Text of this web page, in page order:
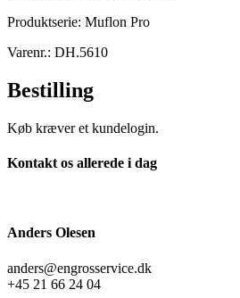
Produktserie: Muflon Pro
Varenr.: DH.5610
Bestilling
Køb kræver et kundelogin.
Kontakt os allerede i dag
Anders Olesen
anders@engrosservice.dk
+45 21 66 24 04